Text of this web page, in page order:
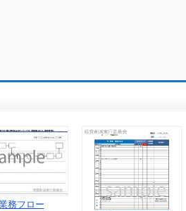
務フロー